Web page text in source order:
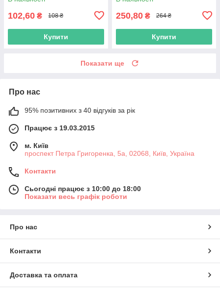
102,60 ₴ 108 ₴
Купити
250,80 ₴ 264 ₴
Купити
Показати ще
Про нас
95% позитивних з 40 відгуків за рік
Працює з 19.03.2015
м. Київ
проспект Петра Григоренка, 5а, 02068, Київ, Україна
Контакти
Сьогодні працює з 10:00 до 18:00
Показати весь графік роботи
Про нас
Контакти
Доставка та оплата